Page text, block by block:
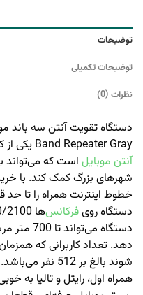
توضیحات
توضیحات تکمیلی
نظرات (0)
Band Repeater Gray یکی از کامل‌ترین
آنتن موبایلاست که می‌تواند
شهرهای بزرگ کمک کند. با
خطوط اینترنت همراه را تا
دستگاه رویفرکانس‌
دستگاه
دهد. تعداد کاربرانی که
شوند بالغ بر
همراه اول، رایتل و تالیا به